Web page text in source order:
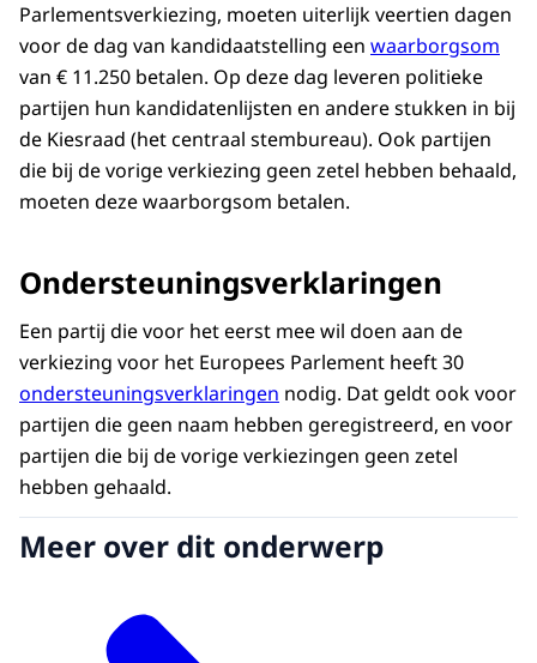
Parlementsverkiezing, moeten uiterlijk veertien dagen
voor de dag van kandidaatstelling een waarborgsom
van € 11.250 betalen. Op deze dag leveren politieke
partijen hun kandidatenlijsten en andere stukken in bij
de Kiesraad (het centraal stembureau). Ook partijen
die bij de vorige verkiezing geen zetel hebben behaald,
moeten deze waarborgsom betalen.
Ondersteuningsverklaringen
Een partij die voor het eerst mee wil doen aan de
verkiezing voor het Europees Parlement heeft 30
ondersteuningsverklaringen nodig. Dat geldt ook voor
partijen die geen naam hebben geregistreerd, en voor
partijen die bij de vorige verkiezingen geen zetel
hebben gehaald.
Meer over dit onderwerp